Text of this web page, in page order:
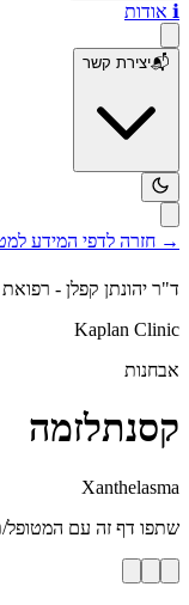
ℹ️ אודות
📬יצירת קשר
→ חזרה לדפי המידע
ד"ר יהונתן קפלן -
Kaplan Clinic
אבחנות
קסנתלזמה
Xanthelasma
שתפו דף זה עם